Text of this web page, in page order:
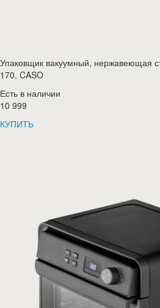
Упаковщик вакуумный, нержавеющая
170, CASO
Есть в наличии
10 999
КУПИТЬ